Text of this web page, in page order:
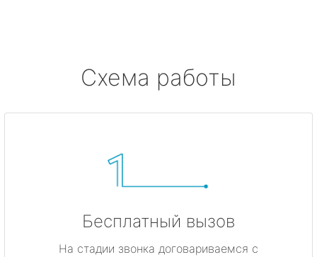
Схема работы
Бесплатный вызов
На стадии звонка договариваемся с